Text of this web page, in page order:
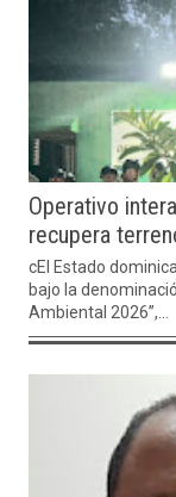
Operativo
recupera
cEl Estado
bajo la
Ambiental 2026”,...